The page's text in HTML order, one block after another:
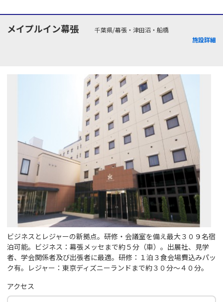
メイプルイン幕張
千葉県/幕張・津田沼・船橋
施設詳細
ビジネスとレジャーの新拠点。研修・会議室を備え最大３０９名宿
泊可能。ビジネス：幕張メッセまで約５分（車）。出展社、見学
者、学会関係者及び出張者に最適。研修：１泊３食会場費込みパッ
ク有。レジャー：東京ディズニーランドまで約３０分～４０分。
アクセス